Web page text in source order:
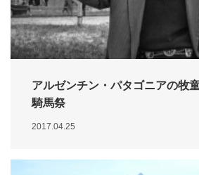
アルゼンチン・パタゴニアの牧
騎馬祭
2017.04.25